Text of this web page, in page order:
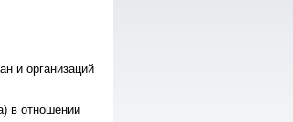
и организаций
в отношении